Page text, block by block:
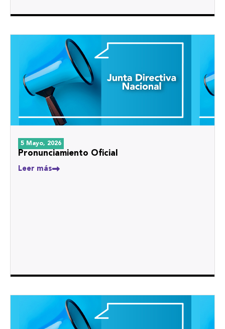
5 Mayo, 2026
Pronunciamiento Oficial
Leer más